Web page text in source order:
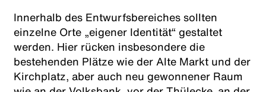
Innerhalb des Entwurfsbereiches sollten
einzelne Orte „eigener Identität“ gestaltet
werden. Hier rücken insbesondere die
bestehenden Plätze wie der Alte Markt und der
Kirchplatz, aber auch neu gewonnener Raum